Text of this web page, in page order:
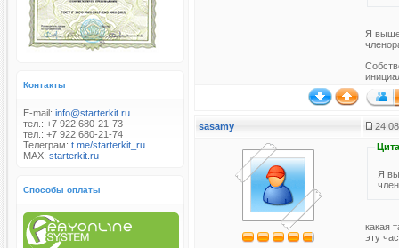
Контакты
E-mail: info@starterkit.ru
тел.: +7 922 680-21-73
тел.: +7 922 680-21-74
Телеграм: t.me/starterkit_ru
MAX: starterkit.ru
Способы оплаты
Я
sasamy
Я
какая
эту